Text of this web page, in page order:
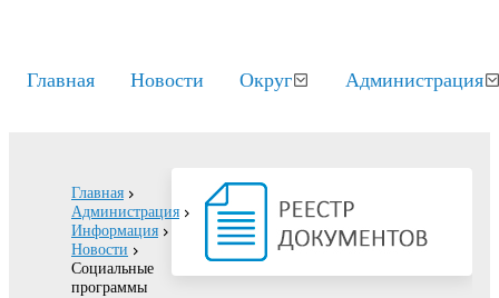
Главная Новости Округ Администрация
Главная
Администрация
Информация
Новости
Социальные
программы